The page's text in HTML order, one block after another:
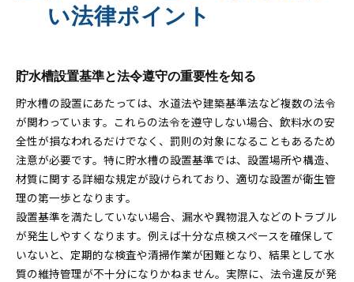
受水槽点検表を活用した衛生状態の可視化
点検スペースの確保が衛生管理強化に及ぼす効果
管理義務の基本とは何かを解説
貯水槽設置監理における管理義務の基本理解
貯水槽の点検・清掃が義務とされる理由
受水槽法定点検費用と管理計画の立て方
貯水槽法令検査の重要性と管理者の責任
義務違反を防ぐための定期確認ポイント
受水槽点検スペース確保の現場対策
貯水槽設置時の受水槽点検スペース確保基準
点検スペース不足が及ぼす管理上のリスクとは
受水槽点検表を使った現場確認の実践方法
い法律ポイント
貯水槽設置基準と法令遵守の重要性を知る
貯水槽の設置にあたっては、水道法や建築基準法など複数の法令
が関わっています。これらの法令を遵守しない場合、飲料水の安
全性が損なわれるだけでなく、罰則の対象になることもあるため
注意が必要です。特に貯水槽の設置基準では、設置場所や構造、
材質に関する詳細な規定が設けられており、適切な設置が衛生管
理の第一歩となります。
設置基準を満たしていない場合、漏水や異物混入などのトラブル
が発生しやすくなります。例えば十分な点検スペースを確保して
いないと、定期的な検査や清掃作業が困難となり、結果として水
質の維持管理が不十分になりかねません。実際に、法令違反が発